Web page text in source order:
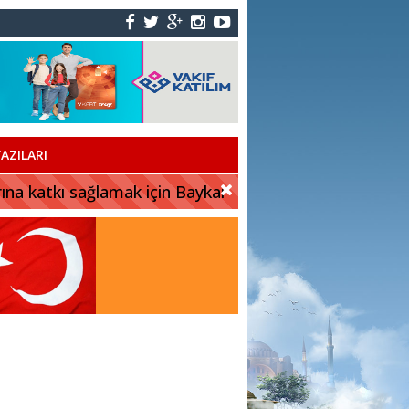
katkı sağlamak için Baykar